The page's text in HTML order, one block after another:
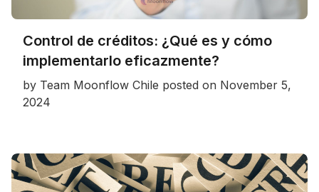
Control de créditos: ¿Qué es y cómo
implementarlo eficazmente?
by Team Moonflow Chile posted on November 5,
2024